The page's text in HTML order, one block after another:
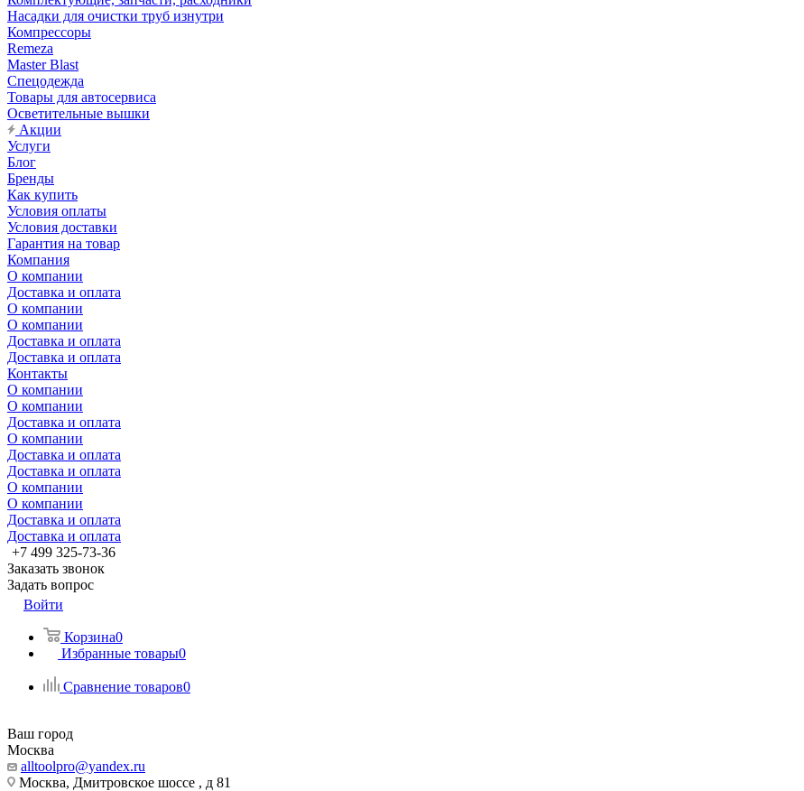
Насадки для очистки труб изнутри
Компрессоры
Remeza
Master Blast
Спецодежда
Товары для автосервиса
Осветительные вышки
Акции
Услуги
Блог
Бренды
Как купить
Условия оплаты
Условия доставки
Гарантия на товар
Компания
О компании
Доставка и оплата
О компании
О компании
Доставка и оплата
Доставка и оплата
Контакты
О компании
О компании
Доставка и оплата
О компании
Доставка и оплата
Доставка и оплата
О компании
О компании
Доставка и оплата
Доставка и оплата
+7 499 325-73-36
Заказать звонок
Задать вопрос
Войти
Корзина0
Избранные товары0
Сравнение товаров0
Ваш город
Москва
alltoolpro@yandex.ru
Москва, Дмитровское шоссе , д 81